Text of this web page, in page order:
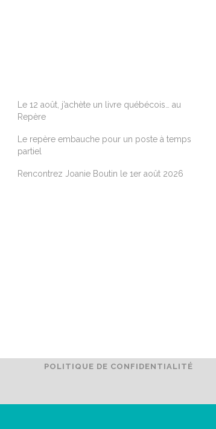
Le 12 août, j’achète un livre québécois… au
Repère
Le repère embauche pour un poste à temps
partiel
Rencontrez Joanie Boutin le 1er août 2026
POLITIQUE DE CONFIDENTIALITÉ